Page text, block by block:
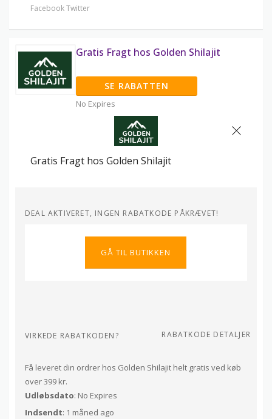
FacebookTwitter
Gratis Fragt hos Golden Shilajit
SE RABATTEN
No Expires
Gratis Fragt hos Golden Shilajit
DEAL AKTIVERET, INGEN RABATKODE PÅKRÆVET!
GÅ TIL BUTIKKEN
VIRKEDE RABATKODEN? RABATKODE DETALJER
Få leveret din ordrer hos Golden Shilajit helt gratis ved køb
over 399 kr.
Udløbsdato: No Expires
Indsendt: 1 måned ago